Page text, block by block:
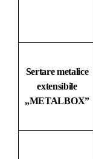
Sertare metalice
extensibile
„METALBOX”